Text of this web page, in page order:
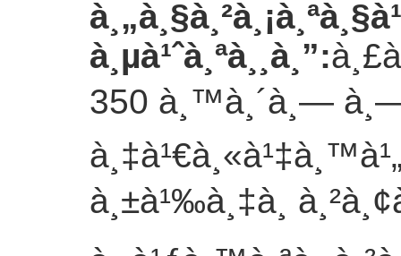
à¸µà¹ˆà¸ªà¸¸à¸”:
350 à¸™à¸´à¸—
à¸±à¹‰à¸‡à¸